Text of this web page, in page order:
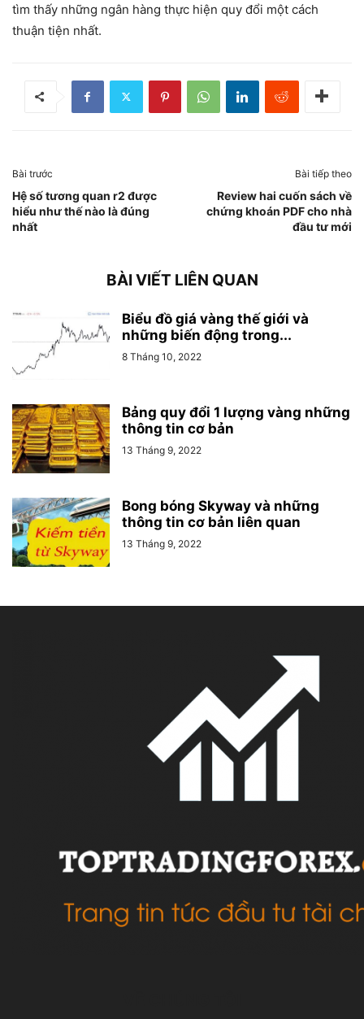
tìm thấy những ngân hàng thực hiện quy đổi một cách
thuận tiện nhất.
Bài trước
Hệ số tương quan r2 được
hiểu như thế nào là đúng
nhất
Bài tiếp theo
Review hai cuốn sách về
chứng khoán PDF cho nhà
đầu tư mới
BÀI VIẾT LIÊN QUAN
Biểu đồ giá vàng thế giới và
những biến động trong...
8 Tháng 10, 2022
Bảng quy đổi 1 lượng vàng những
thông tin cơ bản
13 Tháng 9, 2022
Bong bóng Skyway và những
thông tin cơ bản liên quan
13 Tháng 9, 2022